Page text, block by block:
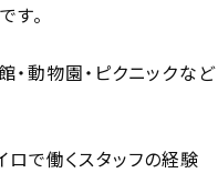
。
・動物園・ピクニックなど
で働くスタッフの経験